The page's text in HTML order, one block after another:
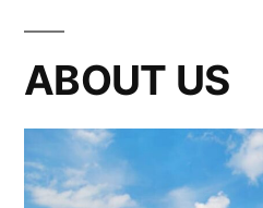
ABOUT US